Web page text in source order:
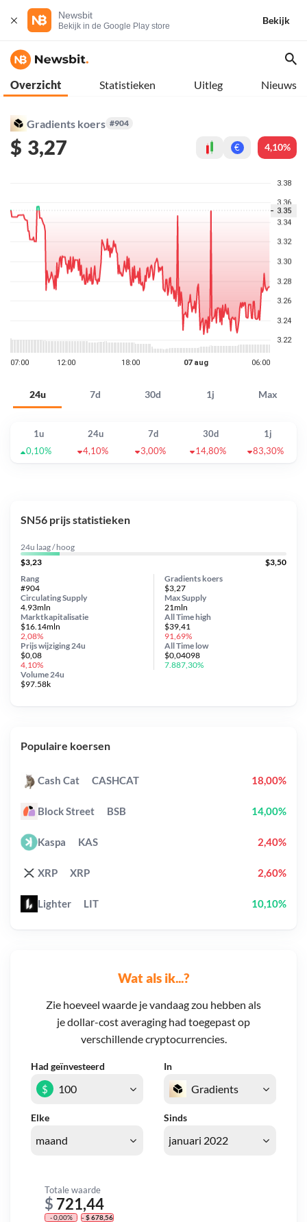
Newsbit
Bekijk in de Google Play store
Bekijk
Overzicht Statistieken Uitleg Nieuws
Gradients koers #904
$ 3,27 € 4,10%
24u 7d 30d 1j Max
1u 24u 7d 30d
1j
0,10%
4,10% 3,00% 14,80% 83,30%
Wat als ik...?
Zie hoeveel waarde je vandaag zou hebben als
je dollar-cost averaging had toegepast op
verschillende cryptocurrencies.
Had geïnvesteerd In
Elke Sinds
$
Totale waarde
$ 721,44
- 0,00% - $ 678,56
SN56 prijs statistieken
24u laag / hoog
$3,23
$3,50
Gradients koers
$3,27
Circulating Supply
4.93mln
Prijs wijziging 24u
$0,08
4,10%
Max Supply
21mln
Marktkapitalisatie
$16.14mln
2,08%
Volume 24u
$97.58k
Rang
#904
All Timehigh
$39,41
91,69%
All Time low
$0,04098
7.887,30%
Populaire koersen
Cash Cat CASHCAT 18,00%
Block Street BSB 14,00%
Kaspa KAS 2,40%
XRP XRP 2,60%
Lighter LIT 10,10%